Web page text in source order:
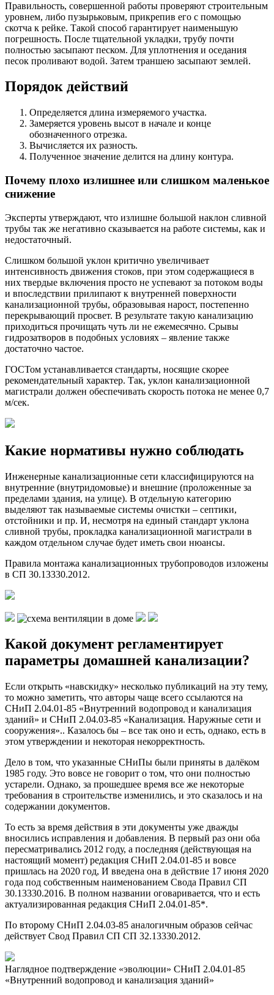
Правильность, совершенной работы проверяют строительным
уровнем, либо пузырьковым, прикрепив его с помощью
скотча к рейке. Такой способ гарантирует наименьшую
погрешность. После тщательной укладки, трубу почти
полностью засыпают песком. Для уплотнения и оседания
песок проливают водой. Затем траншею засыпают землей.
Порядок действий
Определяется длина измеряемого участка.
Замеряется уровень высот в начале и конце
обозначенного отрезка.
Вычисляется их разность.
Полученное значение делится на длину контура.
Почему плохо излишнее или слишком маленькое
снижение
Эксперты утверждают, что излишне большой наклон сливной
трубы так же негативно сказывается на работе системы, как и
недостаточный.
Слишком большой уклон критично увеличивает
интенсивность движения стоков, при этом содержащиеся в
них твердые включения просто не успевают за потоком воды
и впоследствии прилипают к внутренней поверхности
канализационной трубы, образовывая нарост, постепенно
перекрывающий просвет. В результате такую канализацию
приходиться прочищать чуть ли не ежемесячно. Срывы
гидрозатворов в подобных условиях – явление также
достаточно частое.
ГОСТом устанавливается стандарты, носящие скорее
рекомендательный характер. Так, уклон канализационной
магистрали должен обеспечивать скорость потока не менее 0,7
м/сек.
Какие нормативы нужно соблюдать
Инженерные канализационные сети классифицируются на
внутренние (внутридомовые) и внешние (проложенные за
пределами здания, на улице). В отдельную категорию
выделяют так называемые системы очистки – септики,
отстойники и пр. И, несмотря на единый стандарт уклона
сливной трубы, прокладка канализационной магистрали в
каждом отдельном случае будет иметь свои нюансы.
Правила монтажа канализационных трубопроводов изложены
в СП 30.13330.2012.
Какой документ регламентирует
параметры домашней канализации?
Если открыть «навскидку» несколько публикаций на эту тему,
то можно заметить, что авторы чаще всего ссылаются на
СНиП 2.04.01-85 «Внутренний водопровод и канализация
зданий» и СНиП 2.04.03-85 «Канализация. Наружные сети и
сооружения».. Казалось бы – все так оно и есть, однако, есть в
этом утверждении и некоторая некорректность.
Дело в том, что указанные СНиПы были приняты в далёком
1985 году. Это вовсе не говорит о том, что они полностью
устарели. Однако, за прошедшее время все же некоторые
требования в строительстве изменились, и это сказалось и на
содержании документов.
То есть за время действия в эти документы уже дважды
вносились исправления и добавления. В первый раз они оба
пересматривались 2012 году, а последняя (действующая на
настоящий момент) редакция СНиП 2.04.01-85 и вовсе
пришлась на 2020 год, И введена она в действие 17 июня 2020
года под собственным наименованием Свода Правил СП
30.13330.2016. В полном названии оговаривается, что и есть
актуализированная редакция СНиП 2.04.01-85*.
По второму СНиП 2.04.03-85 аналогичным образов сейчас
действует Свод Правил СП СП 32.13330.2012.
Наглядное подтверждение «эволюции» СНиП 2.04.01-85
«Внутренний водопровод и канализация зданий»